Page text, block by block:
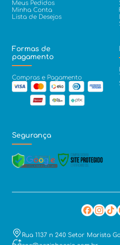
Meus Pedidos
Minha Conta
Lista de Desejos
Formas de
pagamento
Compras e Pagamento
Segurança
Rua 1137 n 240 Setor Marista